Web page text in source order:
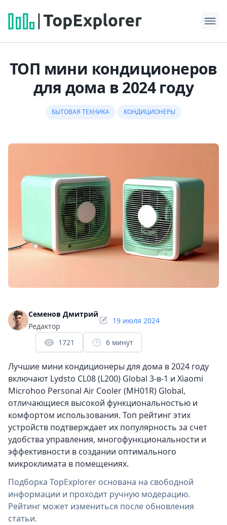
ТОП мини кондиционеров
для дома в 2024 году
БЫТОВАЯ ТЕХНИКА КОНДИЦИОНЕРЫ
Семенов Дмитрий
Редактор
19 июля 2024
1721 6 минут
Лучшие мини кондиционеры для дома в 2024 году
включают Lydsto CL08 (L200) Global 3-в-1 и Xiaomi
Microhoo Personal Air Cooler (MH01R) Global,
отличающиеся высокой функциональностью и
комфортом использования. Топ рейтинг этих
устройств подтверждает их популярность за счет
удобства управления, многофункциональности и
эффективности в создании оптимального
микроклимата в помещениях.
Подборка TopExplorer основана на свободной
информации и проходит ручную модерацию.
Рейтинг может измениться после обновления
статьи.